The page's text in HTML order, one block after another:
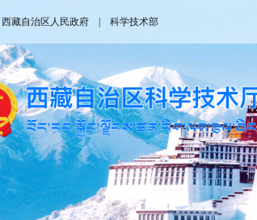
西藏自治区人民政府 科学技术部